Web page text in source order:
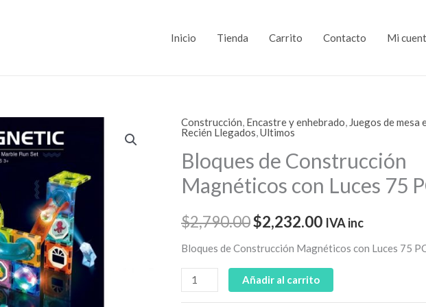
Inicio Tienda Carrito Contacto Mi
Construcción, Encastre y enhebrado, Juegos de mesa
Recién Llegados,Ultimos
Bloques de Construcción
Magnéticos con Luces 75
$2,790.00
El
precio
original
era:
$2,790.00.
$2,232.00
El
precio
actual
es:
$2,232.00.
IVA inc
Bloques de Construcción Magnéticos con Luces 75
Bloques
Construcción
Magnéticos
Luces
PCS
cantidad
Añadir al carrito